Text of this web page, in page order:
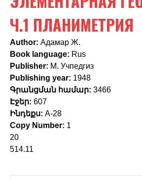
h
f
o
r
m
Ч.1 ПЛАНИМЕТРИЯ
Author: Адамар Ж.
Book language: Rus
Publisher: М. Учпедгиз
Publishing year: 1948
Գրանցման համար: 3466
Էջեր: 607
Ինդեքս: А-28
Copy Number: 1
20
514.11